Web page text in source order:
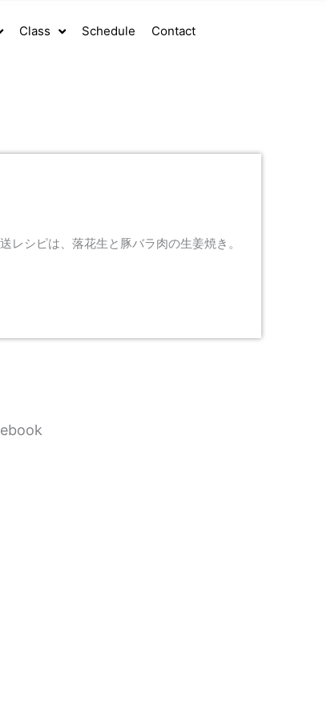
Class Schedule Contact
シピは、落花生と豚バラ肉の生姜焼き。